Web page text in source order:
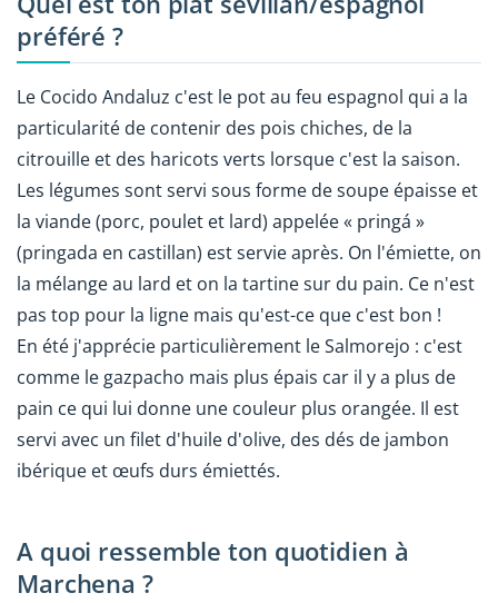
préféré ?
Le Cocido Andaluz c'est le pot au feu espagnol qui a la
particularité de contenir des pois chiches, de la
citrouille et des haricots verts lorsque c'est la saison.
Les légumes sont servi sous forme de soupe épaisse et
la viande (porc, poulet et lard) appelée « pringá »
(pringada en castillan) est servie après. On l'émiette, on
la mélange au lard et on la tartine sur du pain. Ce n'est
pas top pour la ligne mais qu'est-ce que c'est bon !
En été j'apprécie particulièrement le Salmorejo : c'est
comme le gazpacho mais plus épais car il y a plus de
pain ce qui lui donne une couleur plus orangée. Il est
servi avec un filet d'huile d'olive, des dés de jambon
ibérique et œufs durs émiettés.
A quoi ressemble ton quotidien à
Marchena ?